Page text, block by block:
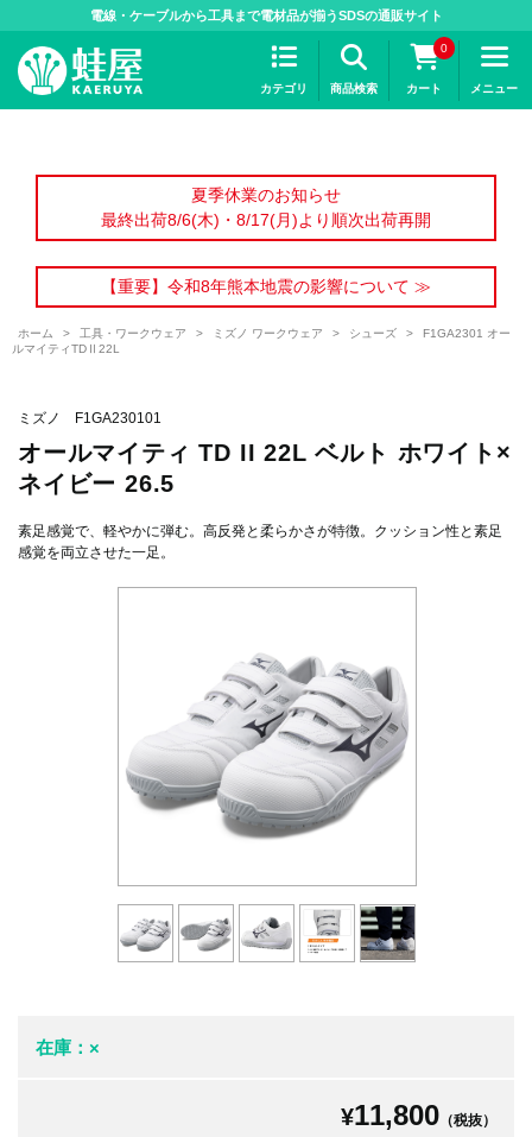
電線・ケーブルから工具まで電材品が揃うSDSの通販サイト
カテゴリ 商品検索
0
カート メニュー
夏季休業のお知らせ
最終出荷8/6(木)・8/17(月)より順次出荷再開
【重要】令和8年熊本地震の影響について ≫
ホーム > 工具・ワークウェア > ミズノ ワークウェア > シューズ >
F1GA2301 オー
ルマイティTDⅡ22L
ミズノ F1GA230101
オールマイティ TD II 22L ベルト ホワイト×
ネイビー 26.5
素足感覚で、軽やかに弾む。高反発と柔らかさが特徴。クッション性と素足
感覚を両立させた一足。
在庫：×
¥11,800 （税抜）